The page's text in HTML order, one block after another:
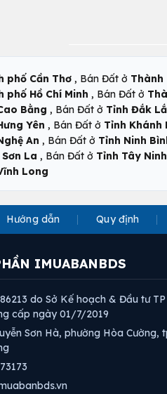
phố Cần Thơ , Bán Đất ở Thành
phố Hồ Chí Minh , Bán Đất ở
Bằng , Bán Đất ở Tỉnh Đắk
Yên , Bán Đất ở Tỉnh Khánh
An , Bán Đất ở Tỉnh Ninh
La , Bán Đất ở Tỉnh Tây Ninh
Long
Hướng dẫn Quy định
IMUABANBDS
do Sở Kế hoạch & Đầu tư TP
cấp ngày 01/7/2019
Sơn Hà, phường Hòa Cường,